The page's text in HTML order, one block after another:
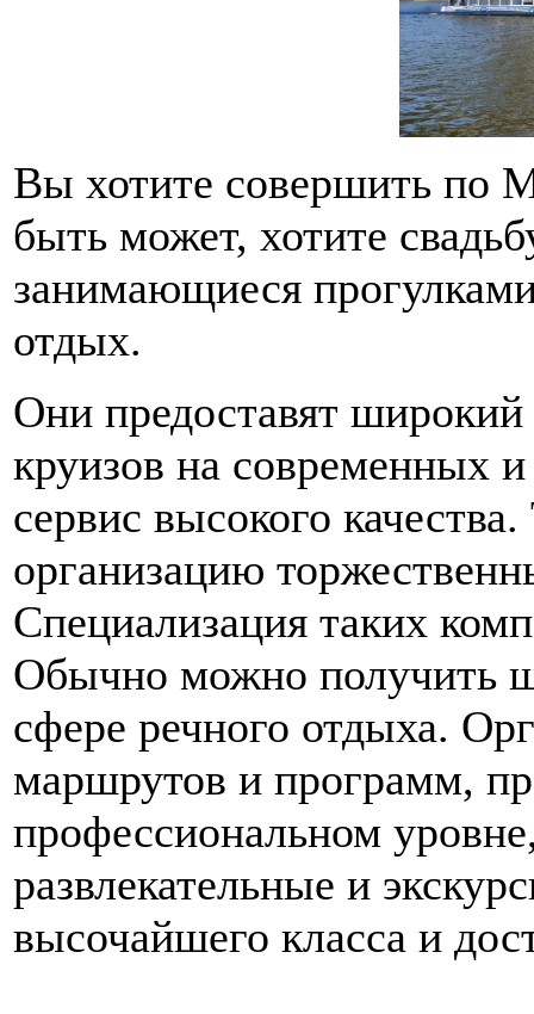
Вы хотите совершить по
быть может, хотите
занимающиеся
отдых.
Они предоставят
круизов на современных
сервис высокого
организацию
Специализация таких
Обычно можно получить
сфере речного отдыха.
маршрутов и программ,
профессиональном
развлекательные и
высочайшего класса и